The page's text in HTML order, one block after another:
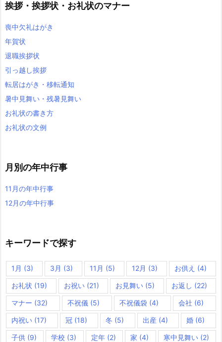
挨拶・挨拶状・お礼状のマナー
喪中欠礼はがき
年賀状
退職挨拶状
引っ越し挨拶
転居はがき・移転通知
暑中見舞い・残暑見舞い
お礼状の書き方
お礼状の文例
月別の年中行事
11月の年中行事
12月の年中行事
キーワードで探す
1月 (3) 3月 (3) 11月 (5) 12月 (3) お供え (4)
お礼状 (19) お祝い(21) お見舞い (5) お返し (22)
マナー (32) 不祝儀 (5) 不祝儀袋 (4) 会社 (6)
内祝い (17) 冠(18) 冬 (5) 出産(4) 婚 (6)
子供 (9) 学校 (3) 定年(2) 家 (4) 寒中見舞い(2)